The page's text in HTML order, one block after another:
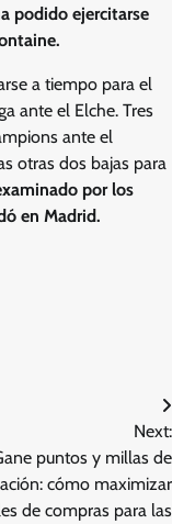
podido ejercitarse
a tiempo para el
ante el Elche. Tres
ante el
otras dos bajas para
por los
en Madrid.
Next:
puntos y millas de
cómo maximizar
de compras para las